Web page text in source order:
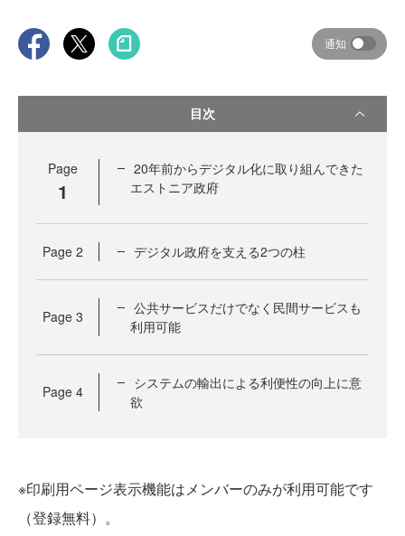
通知
目次
Page
1
20年前からデジタル化に取り組んできた
エストニア政府
Page 2 デジタル政府を支える2つの柱
Page 3
公共サービスだけでなく民間サービスも
利用可能
Page 4
システムの輸出による利便性の向上に意
欲
※印刷用ページ表示機能はメンバーのみが利用可能です
（登録無料）。